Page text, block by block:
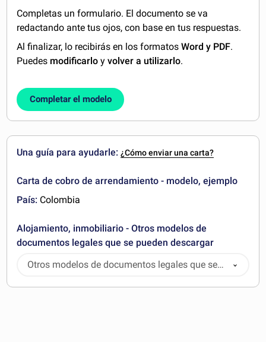
Completas un formulario. El documento se va
redactando ante tus ojos, con base en tus respuestas.
Al finalizar, lo recibirás en los formatosWord y PDF.
Puedes modificarlo yvolver a utilizarlo.
Completar el modelo
Una guía para ayudarle:¿Cómo enviar una carta?
Carta de cobro de arrendamiento - modelo, ejemplo
País: Colombia
Alojamiento, inmobiliario - Otros modelos de
documentos legales que se pueden descargar
Otros modelos de documentos legales que se
pueden descargar